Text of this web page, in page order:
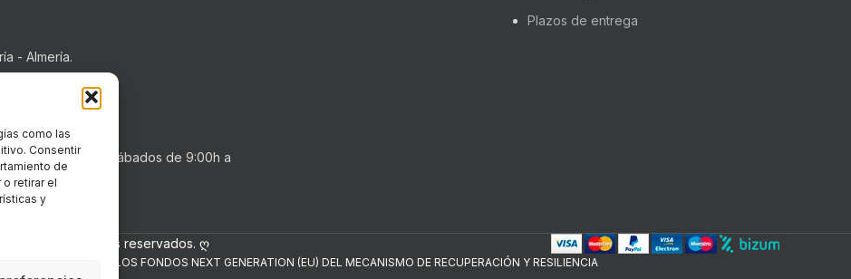
como las
Consentir
de
retirar el
y
- Almería.
a 20:30h . Sábados de 9:00h a
Plazos de entrega
los derechos reservados. ღ
FINANCIADO POR LOS FONDOS NEXT GENERATION (EU) DEL MECANISMO DE RECUPERACIÓN Y RESILIENCIA